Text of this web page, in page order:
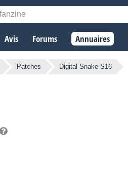
Avis Forums Annuaires
Patches Digital Snake S16